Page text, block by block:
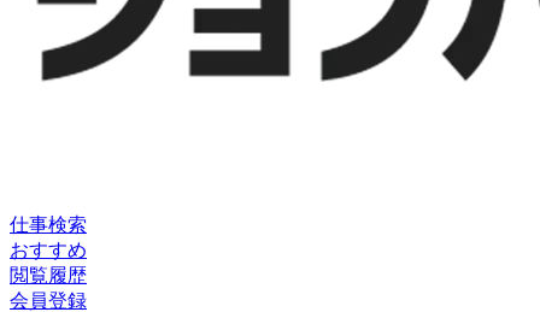
仕事検索
おすすめ
閲覧履歴
会員登録